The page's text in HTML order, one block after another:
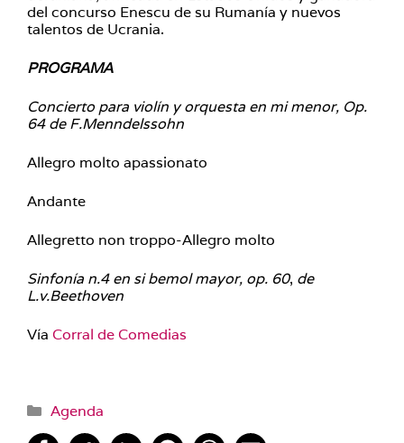
del concurso Enescu de su Rumanía y nuevos
talentos de Ucrania.
PROGRAMA
Concierto para violín y orquesta en mi menor, Op.
64 de F.Menndelssohn
Allegro molto apassionato
Andante
Allegretto non troppo-Allegro molto
Sinfonía n.4 en si bemol mayor, op. 60, de
L.v.Beethoven
Vía Corral de Comedias
Categorías
Agenda